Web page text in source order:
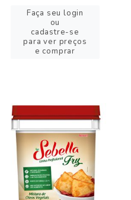
Faça seu login
ou
cadastre-se
para ver preços
e comprar